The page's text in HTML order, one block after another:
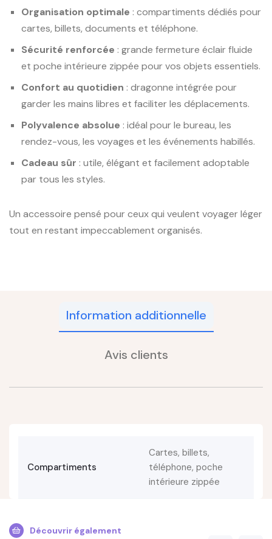
Organisation optimale : compartiments dédiés pour
cartes, billets, documents et téléphone.
Sécurité renforcée : grande fermeture éclair fluide
et poche intérieure zippée pour vos objets essentiels.
Confort au quotidien : dragonne intégrée pour
garder les mains libres et faciliter les déplacements.
Polyvalence absolue : idéal pour le bureau, les
rendez-vous, les voyages et les événements habillés.
Cadeau sûr : utile, élégant et facilement adoptable
par tous les styles.
Un accessoire pensé pour ceux qui veulent voyager léger
tout en restant impeccablement organisés.
Information additionnelle
Avis clients
Compartiments
Cartes, billets,
téléphone, poche
intérieure zippée
Découvrir également